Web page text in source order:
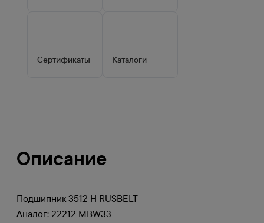
Сертификаты Каталоги
Описание
Подшипник 3512 Н RUSBELT
Аналог: 22212 MBW33